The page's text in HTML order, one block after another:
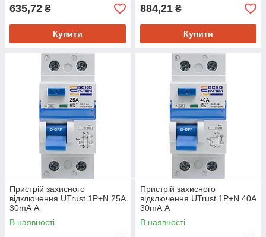
635,72 ₴
Купити
884,21 ₴
Купити
Пристрій захисного
відключення UTrust 1P+N 25А
30mА А
В наявності
Пристрій захисного
відключення UTrust 1P+N 40А
30mА А
В наявності